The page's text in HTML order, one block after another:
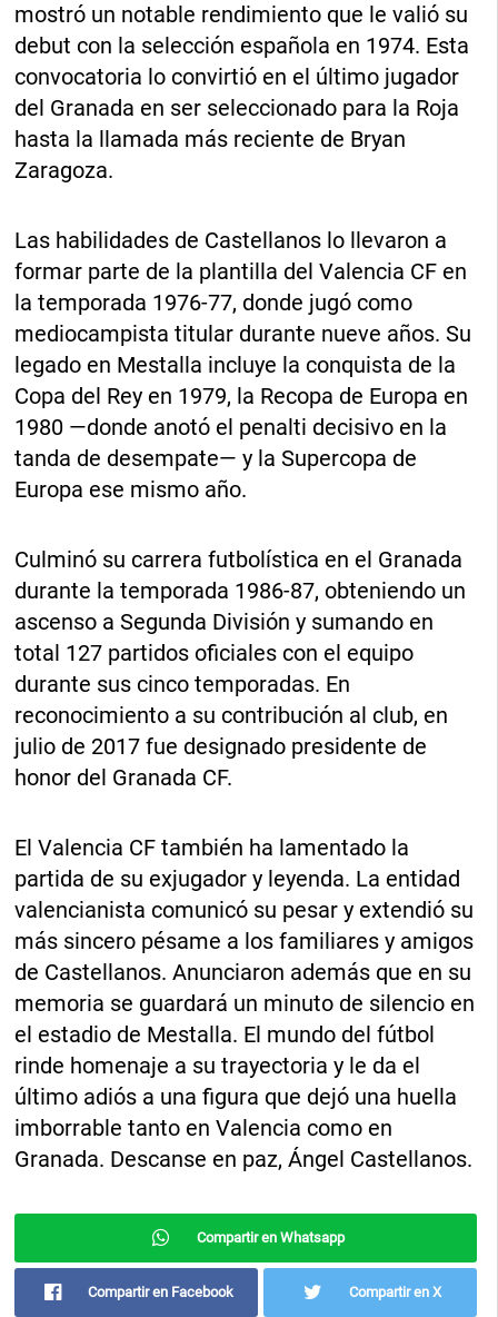
mostró un notable rendimiento que le valió su
debut con la selección española en 1974. Esta
convocatoria lo convirtió en el último jugador
del Granada en ser seleccionado para la Roja
hasta la llamada más reciente de Bryan
Zaragoza.
Las habilidades de Castellanos lo llevaron a
formar parte de la plantilla del Valencia CF en
la temporada 1976-77, donde jugó como
mediocampista titular durante nueve años. Su
legado en Mestalla incluye la conquista de la
Copa del Rey en 1979, la Recopa de Europa en
1980 —donde anotó el penalti decisivo en la
tanda de desempate— y la Supercopa de
Europa ese mismo año.
Culminó su carrera futbolística en el Granada
durante la temporada 1986-87, obteniendo un
ascenso a Segunda División y sumando en
total 127 partidos oficiales con el equipo
durante sus cinco temporadas. En
reconocimiento a su contribución al club, en
julio de 2017 fue designado presidente de
honor del Granada CF.
El Valencia CF también ha lamentado la
partida de su exjugador y leyenda. La entidad
valencianista comunicó su pesar y extendió su
más sincero pésame a los familiares y amigos
de Castellanos. Anunciaron además que en su
memoria se guardará un minuto de silencio en
el estadio de Mestalla. El mundo del fútbol
rinde homenaje a su trayectoria y le da el
último adiós a una figura que dejó una huella
imborrable tanto en Valencia como en
Granada. Descanse en paz, Ángel Castellanos.
Compartir en Whatsapp
Compartir en Facebook Compartir en X